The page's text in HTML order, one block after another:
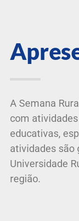
A Semana
com
educativas,
atividades são
Universidade
região.